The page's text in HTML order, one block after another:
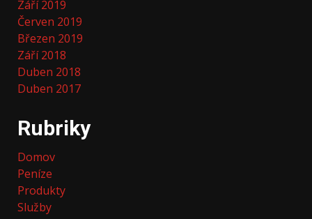
Září 2019
Červen 2019
Březen 2019
Září 2018
Duben 2018
Duben 2017
Rubriky
Domov
Peníze
Produkty
Služby